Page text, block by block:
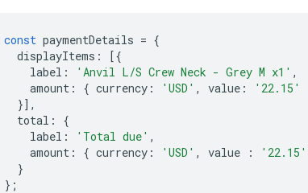
const paymentDetails = {
displayItems :
[{
label : 'Anvil L/S Crew Neck - Grey M x1' ,
amount : { currency : 'USD' , value : '22.15'
}],
total :
{
label : 'Total due' ,
amount : { currency : 'USD' , value : '22.15'
}
};